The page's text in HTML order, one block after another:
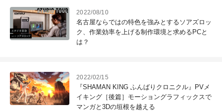
2022/08/10
名古屋ならではの特色を強みとするソアズロッ
ク、作業効率を上げる制作環境と求めるPCと
は？
2022/02/15
『SHAMAN KING ふんばりクロニクル』PVメ
イキング［後篇］モーショングラフィックスで
マンガと3Dの垣根を越える